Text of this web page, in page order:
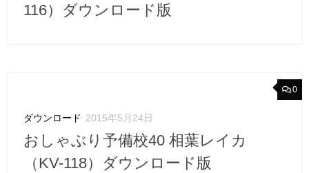
116）ダウンロード版
0
ダウンロード 2015年5月24日
おしゃぶり予備校40 相葉レイカ
（KV-118）ダウンロード版